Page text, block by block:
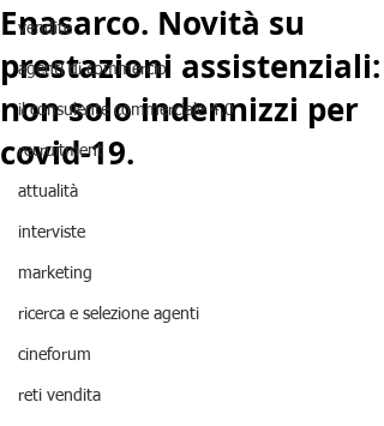
vendite
agenti di commercio
il consulente commerciale 4.0
recruitment
attualità
interviste
marketing
ricerca e selezione agenti
cineforum
reti vendita
Enasarco. Novità su
prestazioni assistenziali:
non solo indennizzi per
covid-19.